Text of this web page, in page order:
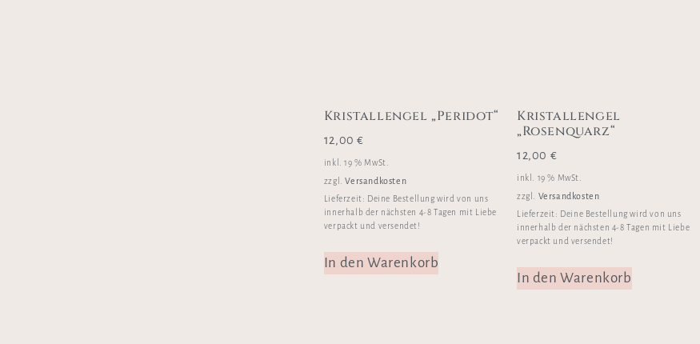
Kristallengel „Peridot“
12,00€
inkl. 19 % MwSt.
zzgl.Versandkosten
Lieferzeit: Deine Bestellung wird von uns
innerhalb der nächsten 4-8 Tagen mit Liebe
verpackt und versendet!
In den Warenkorb
Kristallengel
„Rosenquarz“
12,00 €
inkl. 19 % MwSt.
zzgl. Versandkosten
Lieferzeit: Deine Bestellung wird von uns
innerhalb der nächsten 4-8 Tagen mit Liebe
verpackt und versendet!
In den Warenkorb